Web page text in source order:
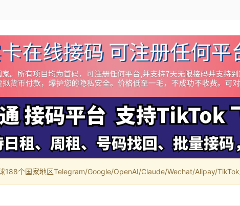
188个国家地区Telegram/Google/OpenAI/Claude/Wechat/Alipay/